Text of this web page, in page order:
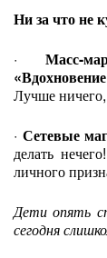
Ни за что не
·Масс-
Лучше
· Сетевые
делать
личного
Дети опять
сегодня